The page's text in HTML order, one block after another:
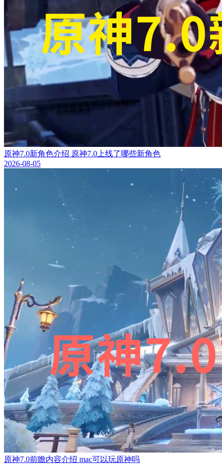
原神7.0新角色介绍 原神7.0上线了哪些新角色
2026-08-05
原神7.0前瞻内容介绍 mac可以玩原神吗